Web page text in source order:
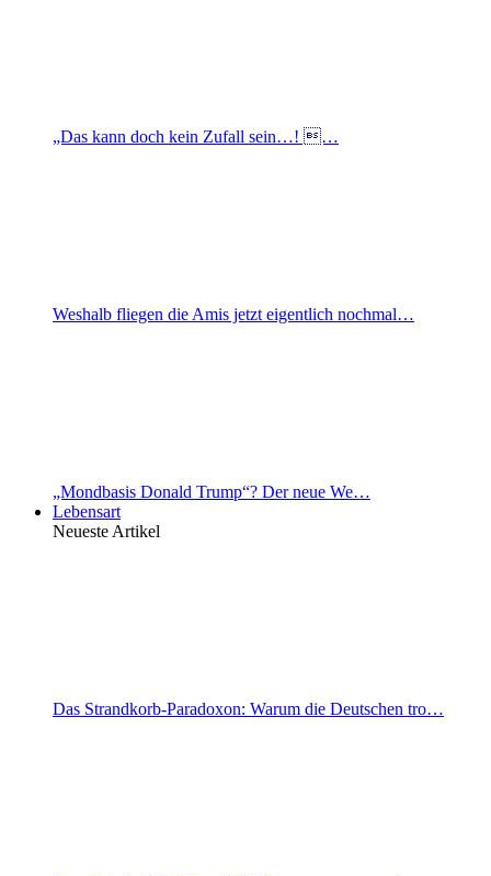
„Das kann doch kein Zufall sein…! …
Weshalb fliegen die Amis jetzt eigentlich nochmal…
„Mondbasis Donald Trump“? Der neue We…
Lebensart
Neueste Artikel
Das Strandkorb-Paradoxon: Warum die Deutschen tro…